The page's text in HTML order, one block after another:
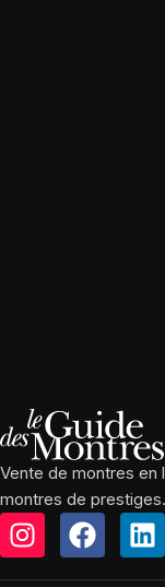
Vente de montres
montres de